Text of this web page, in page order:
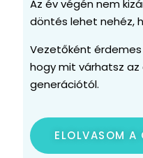
Az év végén nem
döntés lehet nehéz,
Vezetőként
hogy mit várhatsz az
generációtól.
ELOLVASOM A